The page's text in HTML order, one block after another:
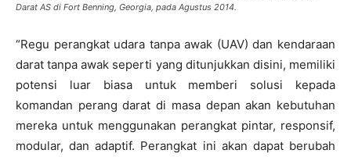
Darat AS di Fort Benning, Georgia, pada Agustus 2014.
“Regu perangkat udara tanpa awak (UAV) dan kendaraan
darat tanpa awak seperti yang ditunjukkan disini, memiliki
potensi luar biasa untuk memberi solusi kepada
komandan perang darat di masa depan akan kebutuhan
mereka untuk menggunakan perangkat pintar, responsif,
modular, dan adaptif. Perangkat ini akan dapat berubah